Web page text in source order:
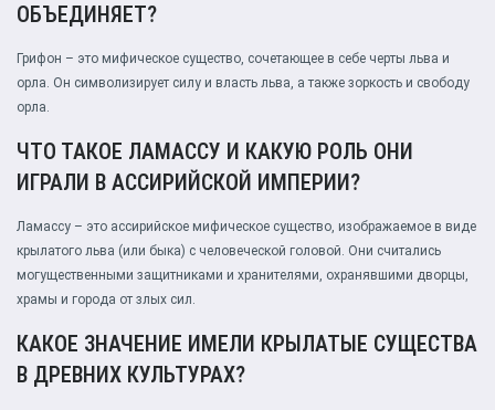
ОБЪЕДИНЯЕТ?
Грифон – это мифическое существо, сочетающее в себе черты льва и
орла. Он символизирует силу и власть льва, а также зоркость и свободу
орла.
ЧТО ТАКОЕ ЛАМАССУ И КАКУЮ РОЛЬ ОНИ
ИГРАЛИ В АССИРИЙСКОЙ ИМПЕРИИ?
Ламассу – это ассирийское мифическое существо, изображаемое в виде
крылатого льва (или быка) с человеческой головой. Они считались
могущественными защитниками и хранителями, охранявшими дворцы,
храмы и города от злых сил.
КАКОЕ ЗНАЧЕНИЕ ИМЕЛИ КРЫЛАТЫЕ СУЩЕСТВА
В ДРЕВНИХ КУЛЬТУРАХ?